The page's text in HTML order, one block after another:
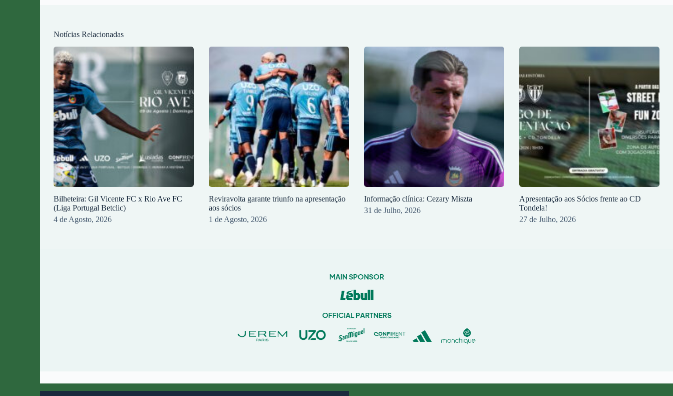
Notícias Relacionadas
Bilheteira: Gil Vicente FC x Rio Ave FC
(Liga Portugal Betclic)
4 de Agosto, 2026
Reviravolta garante triunfo na apresentação
aos sócios
1 de Agosto, 2026
Informação clínica: Cezary Miszta
31 de Julho, 2026
Apresentação aos Sócios frente ao CD
Tondela!
27 de Julho, 2026